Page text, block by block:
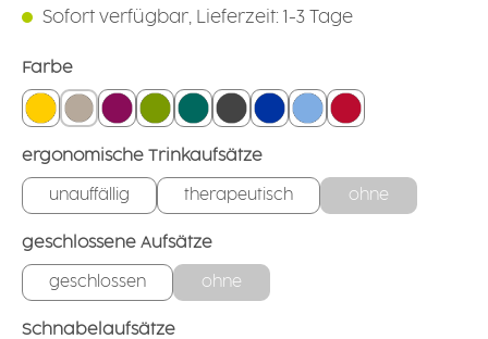
Sofort verfügbar, Lieferzeit: 1-3 Tage
Farbeauswählen
gelb leinenbrombeer
grünpetrolanthrazit
blau hellblau
rot
ergonomische Trinkaufsätzeauswählen
unauffällig therapeutisch ohne
geschlossene Aufsätzeauswählen
geschlossen ohne
Schnabelaufsätzeauswählen